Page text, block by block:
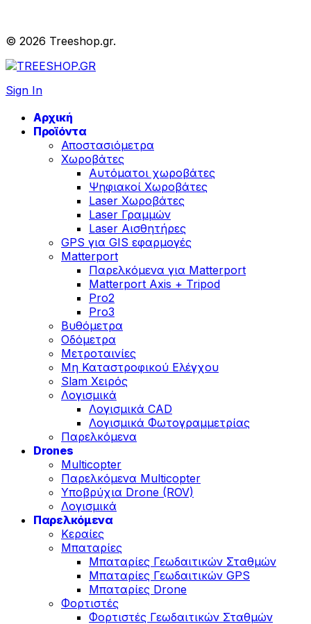
© 2026 Treeshop.gr.
Sign In
Αρχική
Προϊόντα
Αποστασιόμετρα
Χωροβάτες
Αυτόματοι χωροβάτες
Ψηφιακοί Χωροβάτες
Laser Χωροβάτες
Laser Γραμμών
Laser Αισθητήρες
GPS για GIS εφαρμογές
Matterport
Παρελκόμενα για Matterport
Matterport Axis + Tripod
Pro2
Pro3
Βυθόμετρα
Οδόμετρα
Μετροταινίες
Μη Καταστροφικού Ελέγχου
Slam Χειρός
Λογισμικά
Λογισμικά CAD
Λογισμικά Φωτογραμμετρίας
Παρελκόμενα
Drones
Multicopter
Παρελκόμενα Multicopter
Υποβρύχια Drone (ROV)
Λογισμικά
Παρελκόμενα
Κεραίες
Μπαταρίες
Μπαταρίες Γεωδαιτικών Σταθμών
Μπαταρίες Γεωδαιτικών GPS
Μπαταρίες Drone
Φορτιστές
Φορτιστές Γεωδαιτικών Σταθμών